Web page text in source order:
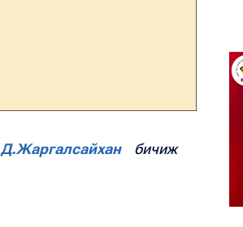
Д.Жаргалсайханбичиж